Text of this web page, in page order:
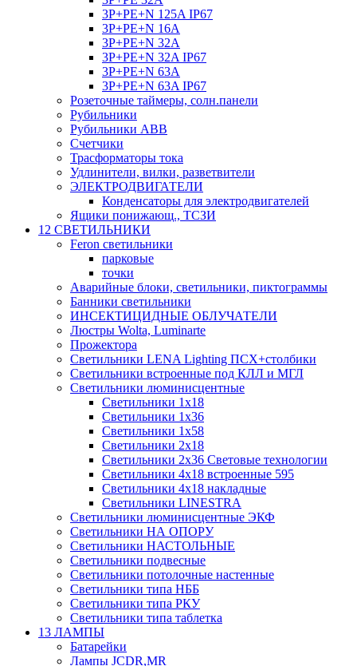
3P+PE+N 125A IP67
3P+PE+N 16A
3P+PE+N 32A
3P+PE+N 32A IP67
3P+PE+N 63A
3P+PE+N 63A IP67
Розеточные таймеры, солн.панели
Рубильники
Рубильники ABB
Счетчики
Трасформаторы тока
Удлинители, вилки, разветвители
ЭЛЕКТРОДВИГАТЕЛИ
Конденсаторы для электродвигателей
Ящики понижающ., ТСЗИ
12 СВЕТИЛЬНИКИ
Feron светильники
парковые
точки
Аварийные блоки, светильники, пиктограммы
Банники светильники
ИНСЕКТИЦИДНЫЕ ОБЛУЧАТЕЛИ
Люстры Wolta, Luminarte
Прожектора
Светильники LENA Lighting ПСХ+столбики
Светильники встроенные под КЛЛ и МГЛ
Светильники люминисцентные
Светильники 1х18
Светильники 1х36
Светильники 1х58
Светильники 2х18
Светильники 2х36 Световые технологии
Светильники 4х18 встроенные 595
Светильники 4х18 накладные
Светильники LINESTRA
Светильники люминисцентные ЭКФ
Светильники НА ОПОРУ
Светильники НАСТОЛЬНЫЕ
Светильники подвесные
Светильники потолочные настенные
Светильники типа НББ
Светильники типа РКУ
Светильники типа таблетка
13 ЛАМПЫ
Батарейки
Лампы JCDR,MR